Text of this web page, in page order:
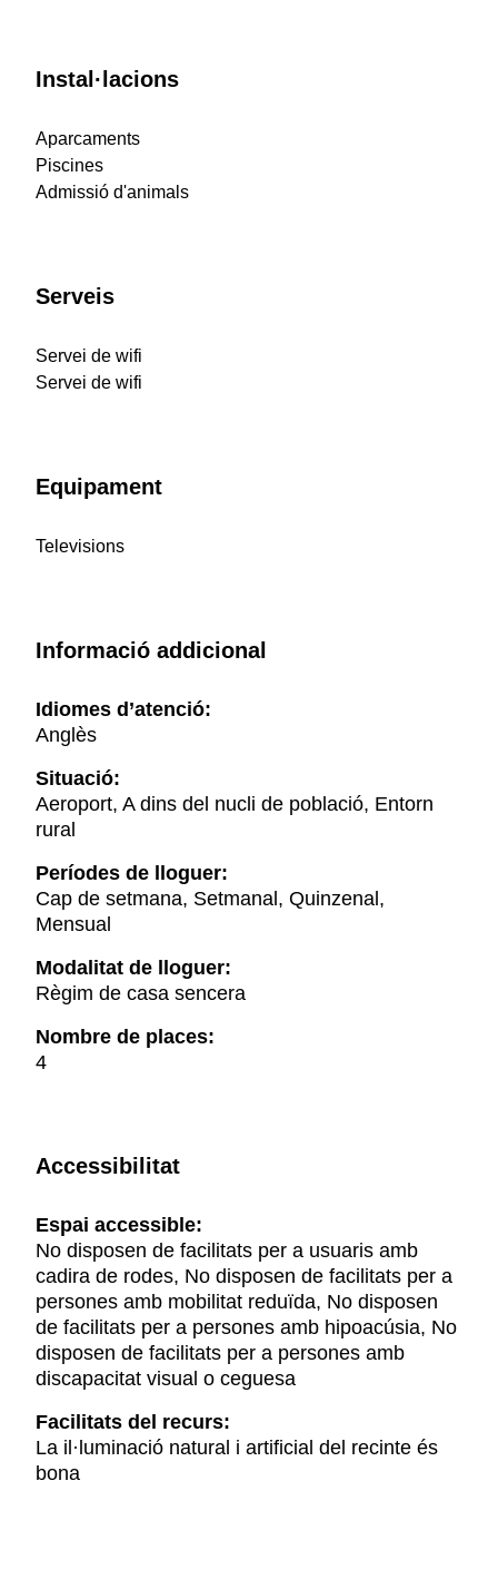
Instal·lacions
Aparcaments
Piscines
Admissió d'animals
Serveis
Servei de wifi
Servei de wifi
Equipament
Televisions
Informació addicional
Idiomes d’atenció:
Anglès
Situació:
Aeroport, A dins del nucli de població, Entorn
rural
Períodes de lloguer:
Cap de setmana, Setmanal, Quinzenal,
Mensual
Modalitat de lloguer:
Règim de casa sencera
Nombre de places:
4
Accessibilitat
Espai accessible:
No disposen de facilitats per a usuaris amb
cadira de rodes, No disposen de facilitats per a
persones amb mobilitat reduïda, No disposen
de facilitats per a persones amb hipoacúsia, No
disposen de facilitats per a persones amb
discapacitat visual o ceguesa
Facilitats del recurs:
La il·luminació natural i artificial del recinte és
bona